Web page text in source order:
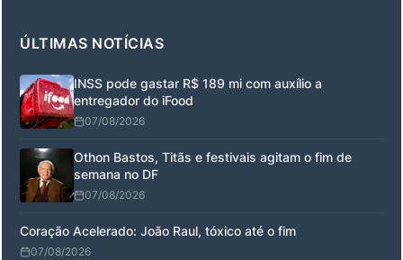
ÚLTIMAS NOTÍCIAS
INSS pode gastar R$ 189 mi com auxílio a
entregador do iFood
07/08/2026
Othon Bastos, Titãs e festivais agitam o fim de
semana no DF
07/08/2026
Coração Acelerado: João Raul, tóxico até o fim
07/08/2026